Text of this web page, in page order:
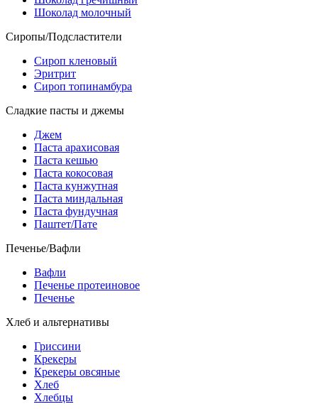
Шоколад молочный
Сиропы/Подсластители
Сироп кленовый
Эритрит
Сироп топинамбура
Сладкие пасты и джемы
Джем
Паста арахисовая
Паста кешью
Паста кокосовая
Паста кунжутная
Паста миндальная
Паста фундучная
Паштет/Пате
Печенье/Вафли
Вафли
Печенье протеиновое
Печенье
Хлеб и альтернативы
Гриссини
Крекеры
Крекеры овсяные
Хлеб
Хлебцы